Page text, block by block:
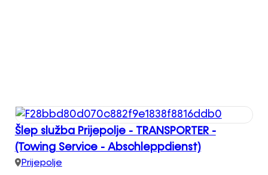
Šlep služba Prijepolje - TRANSPORTER -
(Towing Service - Abschleppdienst)
Prijepolje